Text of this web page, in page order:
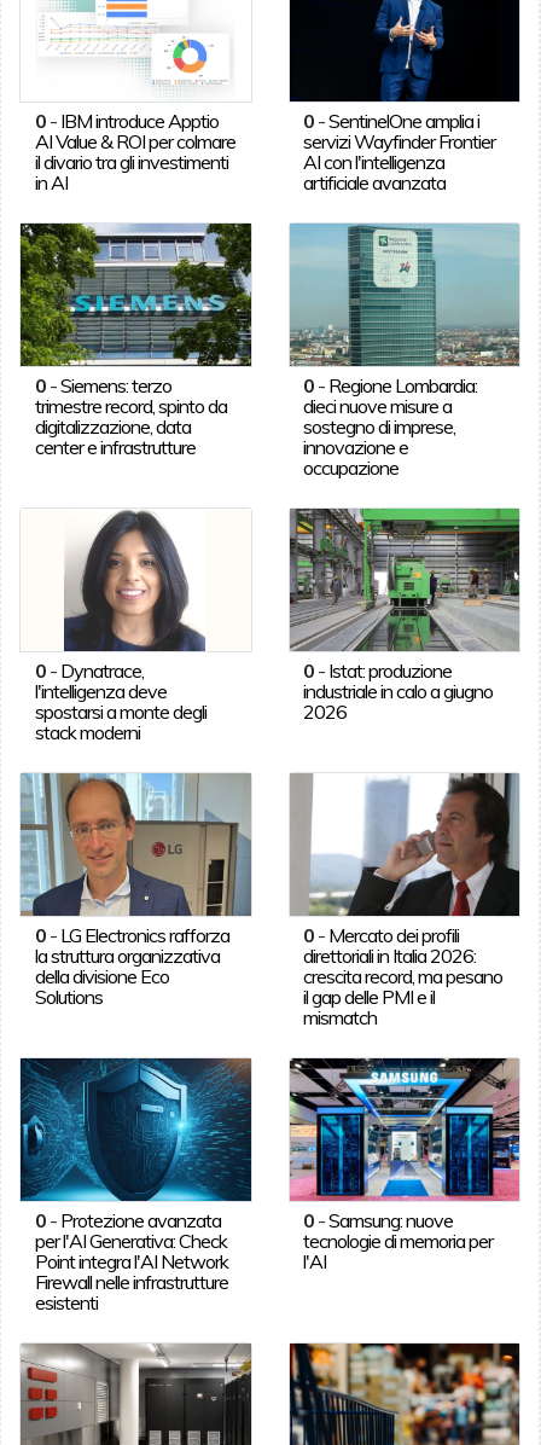
0- IBM introduce Apptio
AI Value & ROI per colmare
il divario tra gli investimenti
in AI
0 -SentinelOne amplia i
servizi Wayfinder Frontier
AI con l'intelligenza
artificiale avanzata
0-Siemens: terzo
trimestre record, spinto da
digitalizzazione, data
center e infrastrutture
0 - Regione Lombardia:
dieci nuove misure a
sostegno di imprese,
innovazione e
occupazione
0- Dynatrace,
l'intelligenza deve
spostarsi a monte degli
stack moderni
0 - Istat: produzione
industriale in calo a giugno
2026
0- LG Electronics rafforza
la struttura organizzativa
della divisione Eco
Solutions
0 - Mercato dei profili
direttoriali in Italia 2026:
crescita record, ma pesano
il gap delle PMI e il
mismatch
0- Protezione avanzata
per l'AI Generativa: Check
Point integra l'AI Network
Firewall nelle infrastrutture
esistenti
0 -Samsung: nuove
tecnologie di memoria per
l'AI